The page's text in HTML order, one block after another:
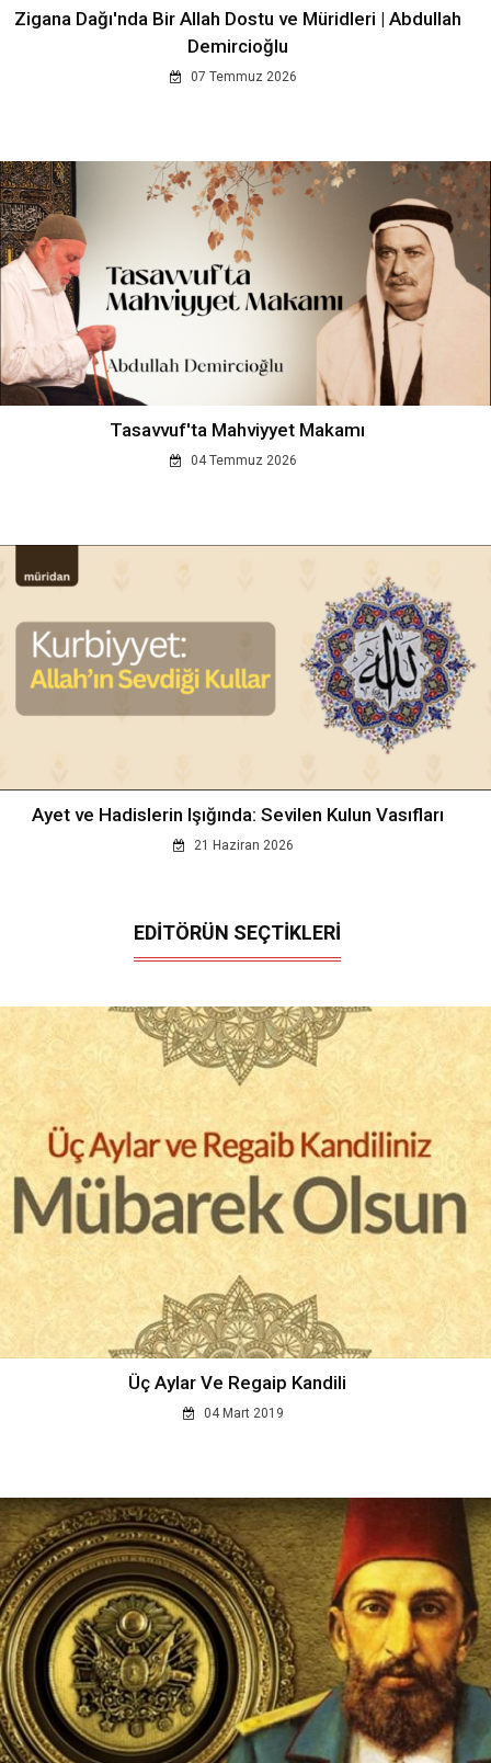
Zigana Dağı'nda Bir Allah Dostu ve Müridleri | Abdullah
Demircioğlu
07 Temmuz 2026
Tasavvuf'ta Mahviyyet Makamı
04 Temmuz 2026
Ayet ve Hadislerin Işığında: Sevilen Kulun Vasıfları
21 Haziran 2026
EDİTÖRÜN SEÇTİKLERİ
Üç Aylar Ve Regaip Kandili
04 Mart 2019